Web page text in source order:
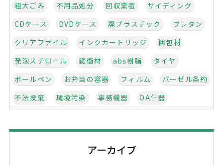
粗大ごみ
不用品処分 回収業者
サイディング
CDケース
DVDケース 廃プラスチック
ウレタン
クリアファイル
インクカートリッジ
梱包材
発泡スチロール
緩衝材 abs樹脂
タイヤ
ボールペン
お弁当の容器 フィルム
バーゼル条約
不法投棄
環境汚染 事務機器
OA什器
建設系廃棄物管理表
マニフェスト
不適正処理
産業廃棄物 コピー機
アーカイブ